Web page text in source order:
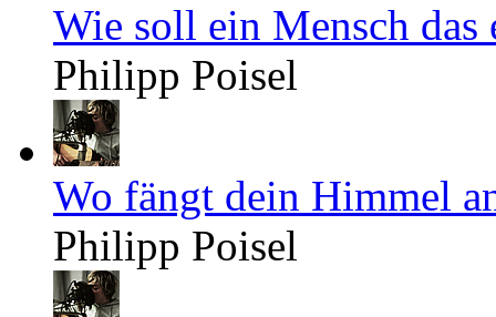
Wie soll ein Mensch das
Philipp Poisel
Wo fängt dein Himmel
Philipp Poisel